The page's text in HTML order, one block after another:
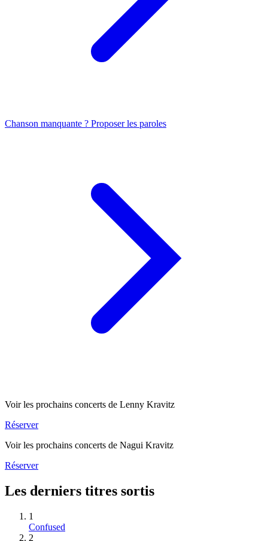
Chanson manquante ? Proposer les paroles
Voir les prochains concerts de Lenny Kravitz
Réserver
Voir les prochains concerts de Nagui Kravitz
Réserver
Les derniers titres sortis
1
Confused
2